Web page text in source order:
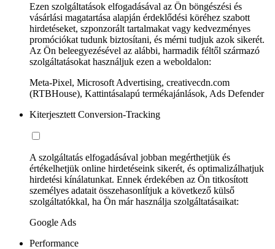
Ezen szolgáltatások elfogadásával az Ön böngészési és
vásárlási magatartása alapján érdeklődési köréhez szabott
hirdetéseket, szponzorált tartalmakat vagy kedvezményes
promóciókat tudunk biztosítani, és mérni tudjuk azok sikerét.
Az Ön beleegyezésével az alábbi, harmadik féltől származó
szolgáltatásokat használjuk ezen a weboldalon:
Meta-Pixel, Microsoft Advertising, creativecdn.com
(RTBHouse), Kattintásalapú termékajánlások, Ads Defender
Kiterjesztett Conversion-Tracking
A szolgáltatás elfogadásával jobban megérthetjük és
értékelhetjük online hirdetéseink sikerét, és optimalizálhatjuk
hirdetési kínálatunkat. Ennek érdekében az Ön titkosított
személyes adatait összehasonlítjuk a következő külső
szolgáltatókkal, ha Ön már használja szolgáltatásaikat:
Google Ads
Performance